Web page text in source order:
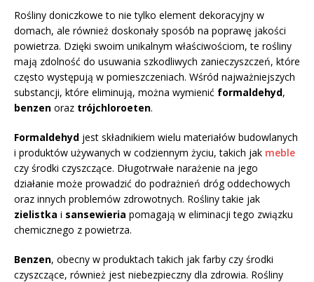
Rośliny doniczkowe to nie tylko element dekoracyjny w
domach, ale również doskonały sposób na poprawę jakości
powietrza. Dzięki swoim unikalnym właściwościom, te rośliny
mają zdolność do usuwania szkodliwych zanieczyszczeń, które
często występują w pomieszczeniach. Wśród najważniejszych
substancji, które eliminują, można wymienić formaldehyd,
benzen oraz trójchloroeten.
Formaldehyd jest składnikiem wielu materiałów budowlanych
i produktów używanych w codziennym życiu, takich jak meble
czy środki czyszczące. Długotrwałe narażenie na jego
działanie może prowadzić do podrażnień dróg oddechowych
oraz innych problemów zdrowotnych. Rośliny takie jak
zielistka i sansewieria pomagają w eliminacji tego związku
chemicznego z powietrza.
Benzen, obecny w produktach takich jak farby czy środki
czyszczące, również jest niebezpieczny dla zdrowia. Rośliny